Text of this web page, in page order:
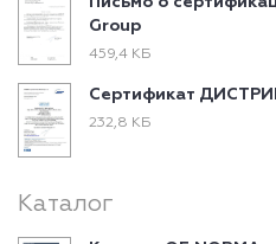
Group
459,4 КБ
Сертификат
232,8 КБ
Каталог